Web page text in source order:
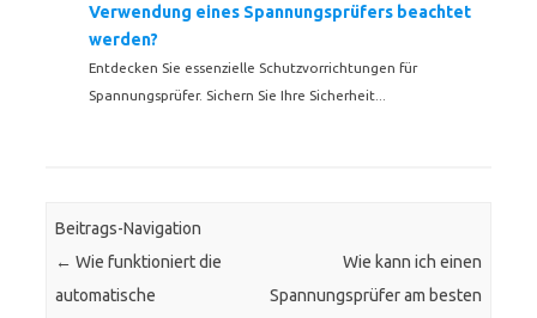
Verwendung eines Spannungsprüfers beachtet
werden?
Entdecken Sie essenzielle Schutzvorrichtungen für
Spannungsprüfer. Sichern Sie Ihre Sicherheit...
Beitrags-Navigation
← Wie funktioniert die
automatische
Wie kann ich einen
Spannungsprüfer am besten